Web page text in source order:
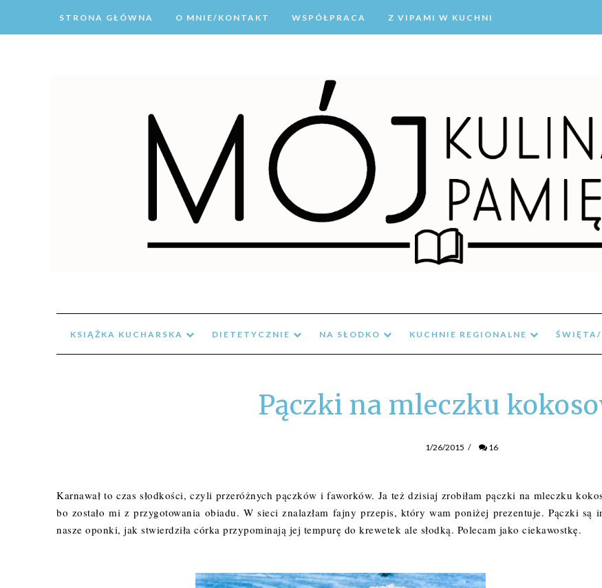
STRONA GŁÓWNA O MNIE/KONTAKT WSPÓŁPRACA Z VIPAMI W KUCHNI
KSIĄŻKA KUCHARSKA DIETETYCZNIE NA SŁODKO KUCHNIE REGIONALNE
Pączki na mleczku
1/26/2015 / 16
Karnawał to czas słodkości, czyli przeróżnych pączków i faworków. Ja też dzisiaj zrobiłam pączki na mleczku
bo zostało mi z przygotowania obiadu. W sieci znalazłam fajnyprzepis, który wam poniżej prezentuje. Pączki są
nasze oponki, jak stwierdziła córka przypominają jej tempurę do krewetek ale słodką. Polecam jako ciekawostkę.